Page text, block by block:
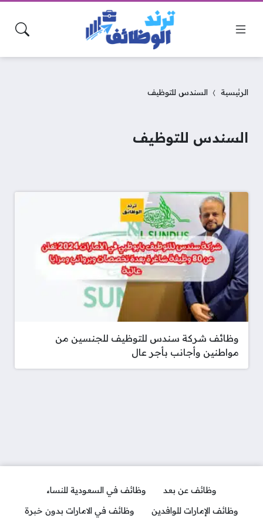
الرئيسية السندس للتوظيف
السندس للتوظيف
وظائف شركة سندس للتوظيف للجنسين من
مواطنين وأجانب بأجر عال
وظائف عن بعد
وظائف في السعودية للنساء
وظائف الإمارات للوافدين
وظائف في الامارات بدون خبرة